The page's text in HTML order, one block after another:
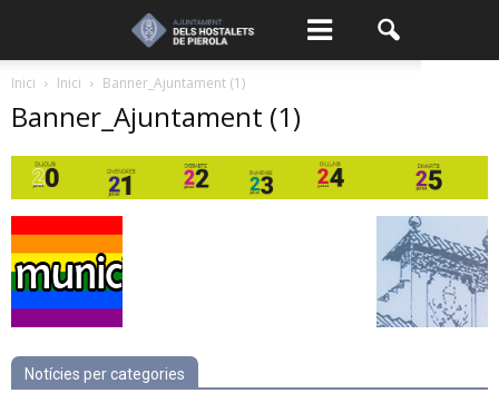
Inici Inici Banner_Ajuntament (1)
Banner_Ajuntament (1)
Notícies per categories